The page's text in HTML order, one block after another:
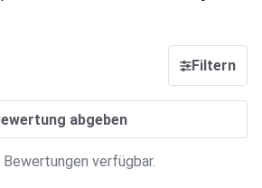
Filtern
abgeben
Bewertungen verfügbar.